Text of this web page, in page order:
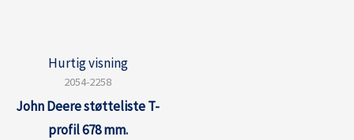
Hurtig visning
2054-2258
John Deere støtteliste T-
profil 678 mm.